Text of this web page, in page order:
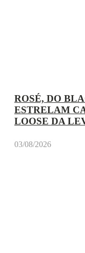
ROSÉ, DO
ESTRELAM
LOOSE DA
03/08/2026